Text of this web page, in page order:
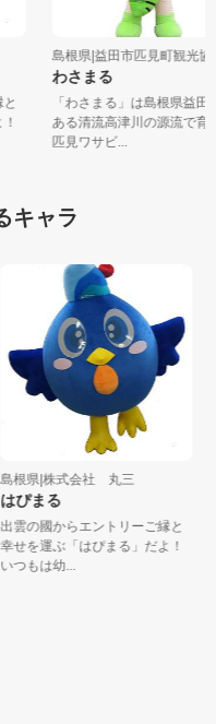
と
！
島根県|益田市匹見町観光
わさまる
「わさまる」は島根県益
ある清流高津川の源流で
匹見ワサビ...
キャラ
根県|株式会社 丸三
ぴまる
雲の國からエントリーご縁と
せを運ぶ「はぴまる」だよ！
つもは幼...